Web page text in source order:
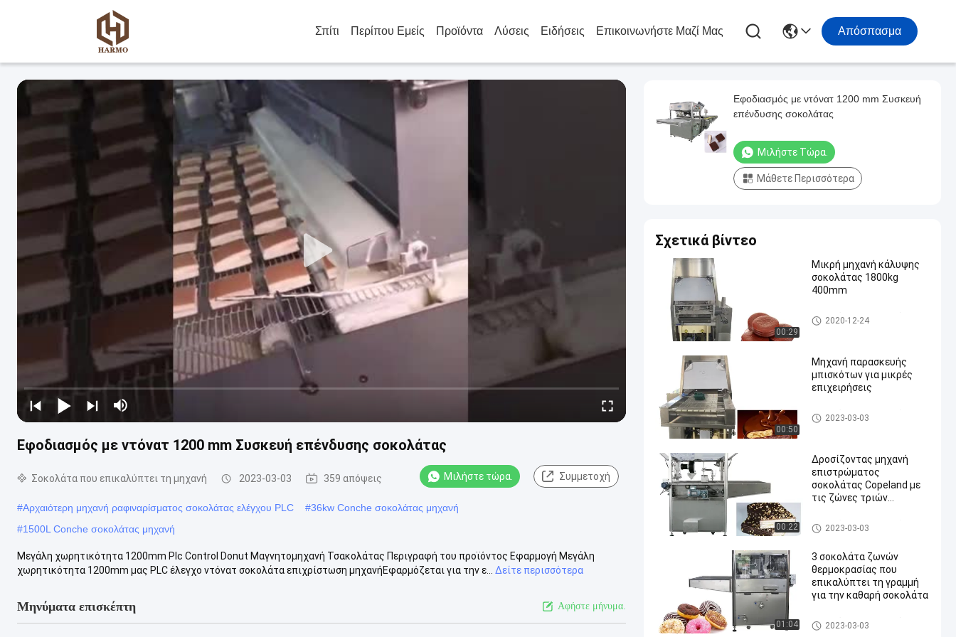
Σπίτι Περίπου Εμείς Προϊόντα Λύσεις Ειδήσεις Επικοινωνήστε Μαζί Μας Απόσπασμα
Εφοδιασμός με ντόνατ 1200 mm Συσκευή επένδυσης σοκολάτας
Σοκολάτα που επικαλύπτει τη μηχανή 2023-03-03 359 απόψεις Μιλήστε τώρα. Συμμετοχή
#Αρχαιότερη μηχανή ραφιναρίσματος σοκολάτας ελέγχου PLC #36kw Conche σοκολάτας μηχανή
#1500L Conche σοκολάτας μηχανή
Μεγάλη χωρητικότητα 1200mm Plc Control Donut Μαγνητομηχανή Τσακολάτας Περιγραφή του προϊόντος Εφαρμογή Μεγάλη
χωρητικότητα 1200mm μας PLC έλεγχο ντόνατ σοκολάτα επιχρίστωση μηχανήΕφαρμόζεται για την ε...
Δείτε περισσότερα
Μηνύματα επισκέπτη Αφήστε μήνυμα.
Εφοδιασμός με ντόνατ 1200 mm Συσκευή
επένδυσης σοκολάτας
Μιλήστε Τώρα.
Μάθετε Περισσότερα
Σχετικά βίντεο
00:29
Μικρή μηχανή κάλυψης
σοκολάτας 1800kg
400mm
Σοκολάτα που επικαλύπτει τ
η μηχανή
2020-12-24
00:50
Μηχανή παρασκευής
μπισκότων για μικρές
επιχειρήσεις
Σοκολάτα που επικαλύπτει τ
η μηχανή
2023-03-03
00:22
Δροσίζοντας μηχανή
επιστρώματος
σοκολάτας Copeland με
τις ζώνες τριών
Σοκολάτα που επικαλύπτει τ
η μηχανή
2023-03-03
01:04
3 σοκολάτα ζωνών
θερμοκρασίας που
επικαλύπτει τη γραμμή
για την καθαρή σοκολάτα
Σοκολάτα που επικαλύπτει τ
η μηχανή
2023-03-03